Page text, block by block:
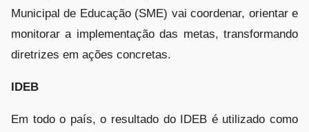
Municipal de Educação (SME) vai coordenar, orientar e
monitorar a implementação das metas, transformando
diretrizes em ações concretas.
IDEB
Em todo o país, o resultado do IDEB é utilizado como